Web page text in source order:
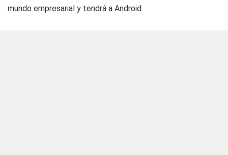
mundo empresarial y tendrá a Android